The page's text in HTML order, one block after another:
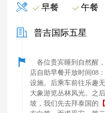
早餐 午餐
普吉国际五星
各位贵宾睡到自然醒
店自助早餐开放时间08
设施。后乘车前往乐趣
大象游览丛林风光。之
坡，我们先去拜泰国的